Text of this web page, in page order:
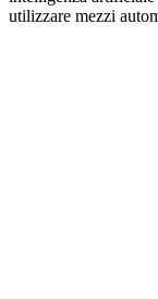
utilizzare mezzi